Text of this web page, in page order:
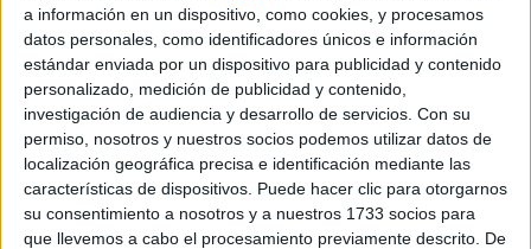
a información en un dispositivo, como cookies, y procesamos
datos personales, como identificadores únicos e información
estándar enviada por un dispositivo para publicidad y contenido
personalizado, medición de publicidad y contenido,
investigación de audiencia y desarrollo de servicios. Con su
permiso, nosotros y nuestros socios podemos utilizar datos de
localización geográfica precisa e identificación mediante las
características de dispositivos. Puede hacer clic para otorgarnos
su consentimiento a nosotros y a nuestros 1733 socios para
que llevemos a cabo el procesamiento previamente descrito. De
El proyecto arrancó el 5 de junio del año pasado con una
primera fase en la que los participantes asistieron
diariamente a clase para aprender las nociones
necesarias recibiendo, al completar el curso, un certificado
de profesionalidad de nivel 2 en creación y publicación de
páginas webs.